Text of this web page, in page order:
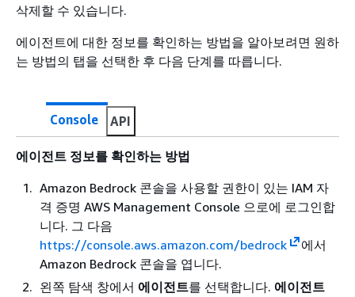
삭제할 수 있습니다.
에이전트에 대한 정보를 확인하는 방법을 알아보려면 원하
는 방법의 탭을 선택한 후 다음 단계를 따릅니다.
Console API
에이전트 정보를 확인하는 방법
Amazon Bedrock 콘솔을 사용할 권한이 있는 IAM 자
격 증명 AWS Management Console 으로에 로그인합
니다. 그 다음
https://console.aws.amazon.com/bedrock
에서
Amazon Bedrock 콘솔을 엽니다.
왼쪽 탐색 창에서 에이전트를 선택합니다. 에이전트